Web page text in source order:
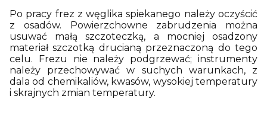
Po pracy frez z węglika spiekanego należy oczyścić
z osadów. Powierzchowne zabrudzenia można
usuwać małą szczoteczką, a mocniej osadzony
materiał szczotką drucianą przeznaczoną do tego
celu. Frezu nie należy podgrzewać; instrumenty
należy przechowywać w suchych warunkach, z
dala od chemikaliów, kwasów, wysokiej temperatury
i skrajnych zmian temperatury.